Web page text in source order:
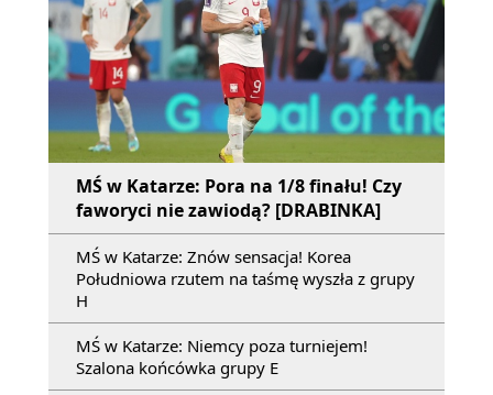
MŚ w Katarze: Pora na 1/8 finału! Czy
faworyci nie zawiodą? [DRABINKA]
MŚ w Katarze: Znów sensacja! Korea
Południowa rzutem na taśmę wyszła z grupy
H
MŚ w Katarze: Niemcy poza turniejem!
Szalona końcówka grupy E